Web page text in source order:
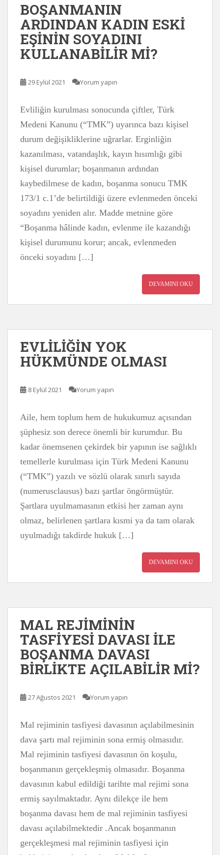
BOŞANMANIN
ARDINDAN KADIN ESKİ
EŞİNİN SOYADINI
KULLANABİLİR Mİ?
29 Eylül 2021 Yorum yapın
Evliliğin kurulması sonucunda çiftler, Türk
Medeni Kanunu (“TMK”) uyarınca bazı kişisel
durum değişikliklerine uğrarlar. Erginliğin
kazanılması, vatandaşlık, kayın hısımlığı gibi
kişisel durumlar; boşanmanın ardından
kaybedilmese de kadın, boşanma sonucu TMK
173/1 c.1’de belirtildiği üzere evlenmeden önceki
soyadını yeniden alır. Madde metnine göre
“Boşanma hâlinde kadın, evlenme ile kazandığı
kişisel durumunu korur; ancak, evlenmeden
önceki soyadını […]
DEVAMINI OKU
EVLİLİĞİN YOK
HÜKMÜNDE OLMASI
8 Eylül 2021 Yorum yapın
Aile, hem toplum hem de hukukumuz açısından
şüphesiz son derece önemli bir kurumdur. Bu
kadar önemsenen çekirdek bir yapının ise sağlıklı
temellerle kurulması için Türk Medeni Kanunu
(“TMK”) yazılı ve sözlü olarak sınırlı sayıda
(numerusclausus) bazı şartlar öngörmüştür.
Şartlara uyulmamasının etkisi her zaman aynı
olmaz, belirlenen şartlara kısmi ya da tam olarak
uyulmadığı takdirde hukuk […]
DEVAMINI OKU
MAL REJİMİNİN
TASFİYESİ DAVASI İLE
BOŞANMA DAVASI
BİRLİKTE AÇILABİLİR Mİ?
27 Ağustos 2021 Yorum yapın
Mal rejiminin tasfiyesi davasının açılabilmesinin
dava şartı mal rejiminin sona ermiş olmasıdır.
Mal rejiminin tasfiyesi davasının ön koşulu,
boşanmanın gerçekleşmiş olmasıdır. Boşanma
davasının kabul edildiği tarihte mal rejimi sona
ermiş sayılmaktadır. Aynı dilekçe ile hem
boşanma davası hem de mal rejiminin tasfiyesi
davası açılabilmektedir .Ancak boşanmanın
gerçekleşmesi mal rejiminin tasfiyesi için